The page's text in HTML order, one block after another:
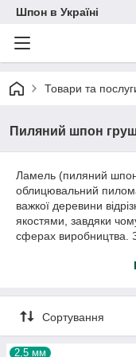
Шпон в Україні
Товари та
Пиляний шпон
Ламель (пиляний
облицювальний
важкої деревини
якостями, завдяки
сферах виробництва.
міжкімнатні
навантаження.
поліруванню,
лакуванню. Груша
Сортування
2,5 мм